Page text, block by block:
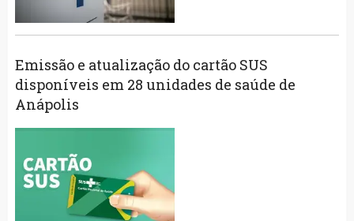
Emissão e atualização do cartão SUS
disponíveis em 28 unidades de saúde de
Anápolis